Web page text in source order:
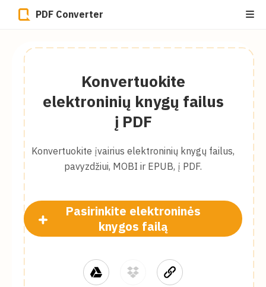
PDF Converter
Konvertuokite
elektroninių knygų failus
į PDF
Konvertuokite įvairius elektroninių knygų failus,
pavyzdžiui, MOBI ir EPUB, į PDF.
Pasirinkite elektroninės
knygos failą